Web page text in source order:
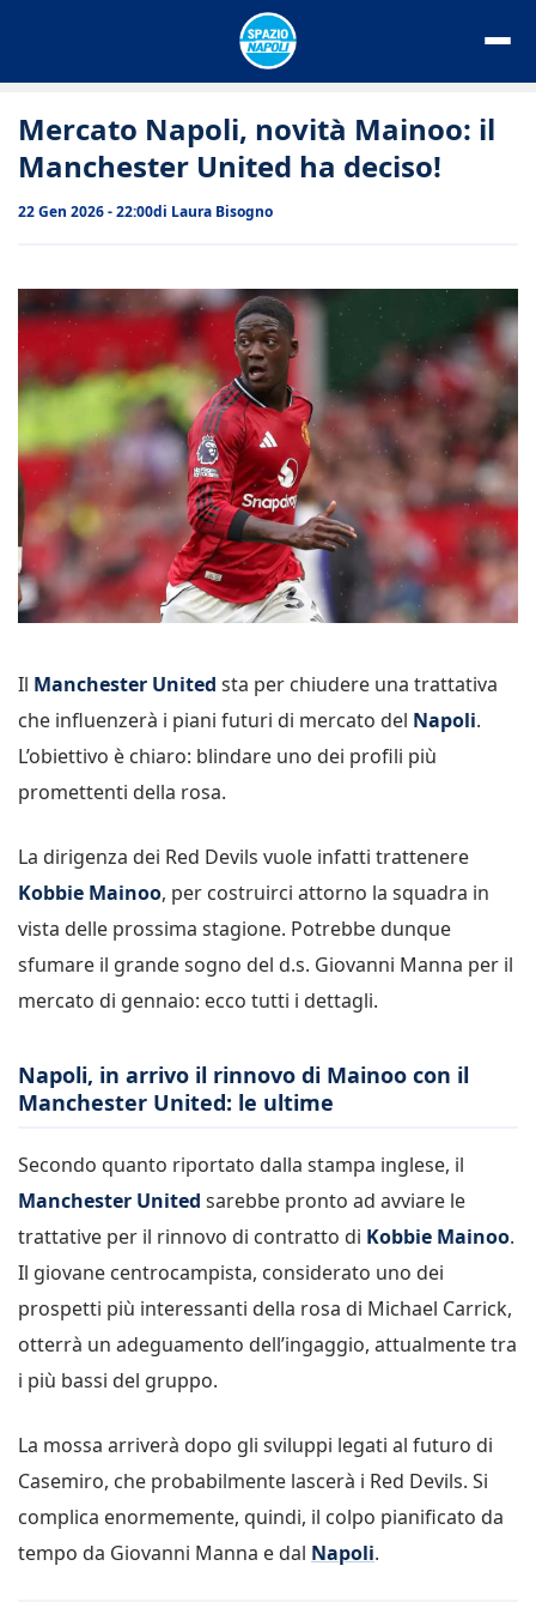
Mercato Napoli, novità Mainoo: il
Manchester United ha deciso!
22 Gen 2026 - 22:00di Laura Bisogno
Il Manchester United sta per chiudere una trattativa
che influenzerà i piani futuri di mercato del Napoli.
L’obiettivo è chiaro: blindare uno dei profili più
promettenti della rosa.
La dirigenza dei Red Devils vuole infatti trattenere
Kobbie Mainoo, per costruirci attorno la squadra in
vista delle prossima stagione. Potrebbe dunque
sfumare il grande sogno del d.s. Giovanni Manna per il
mercato di gennaio: ecco tutti i dettagli.
Napoli, in arrivo il rinnovo di Mainoo con il
Manchester United: le ultime
Secondo quanto riportato dalla stampa inglese, il
Manchester United sarebbe pronto ad avviare le
trattative per il rinnovo di contratto di Kobbie Mainoo.
Il giovane centrocampista, considerato uno dei
prospetti più interessanti della rosa di Michael Carrick,
otterrà un adeguamento dell’ingaggio, attualmente tra
i più bassi del gruppo.
La mossa arriverà dopo gli sviluppi legati al futuro di
Casemiro, che probabilmente lascerà i Red Devils. Si
complica enormemente, quindi, il colpo pianificato da
tempo da Giovanni Manna e dal Napoli.